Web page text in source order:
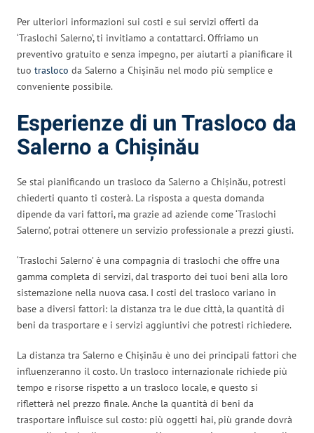
Per ulteriori informazioni sui costi e sui servizi offerti da
‘Traslochi Salerno’, ti invitiamo a contattarci. Offriamo un
preventivo gratuito e senza impegno, per aiutarti a pianificare il
tuo trasloco da Salerno a Chișinău nel modo più semplice e
conveniente possibile.
Esperienze di un Trasloco da
Salerno a Chișinău
Se stai pianificando un trasloco da Salerno a Chișinău, potresti
chiederti quanto ti costerà. La risposta a questa domanda
dipende da vari fattori, ma grazie ad aziende come ‘Traslochi
Salerno’, potrai ottenere un servizio professionale a prezzi giusti.
‘Traslochi Salerno’ è una compagnia di traslochi che offre una
gamma completa di servizi, dal trasporto dei tuoi beni alla loro
sistemazione nella nuova casa. I costi del trasloco variano in
base a diversi fattori: la distanza tra le due città, la quantità di
beni da trasportare e i servizi aggiuntivi che potresti richiedere.
La distanza tra Salerno e Chișinău è uno dei principali fattori che
influenzeranno il costo. Un trasloco internazionale richiede più
tempo e risorse rispetto a un trasloco locale, e questo si
rifletterà nel prezzo finale. Anche la quantità di beni da
trasportare influisce sul costo: più oggetti hai, più grande dovrà